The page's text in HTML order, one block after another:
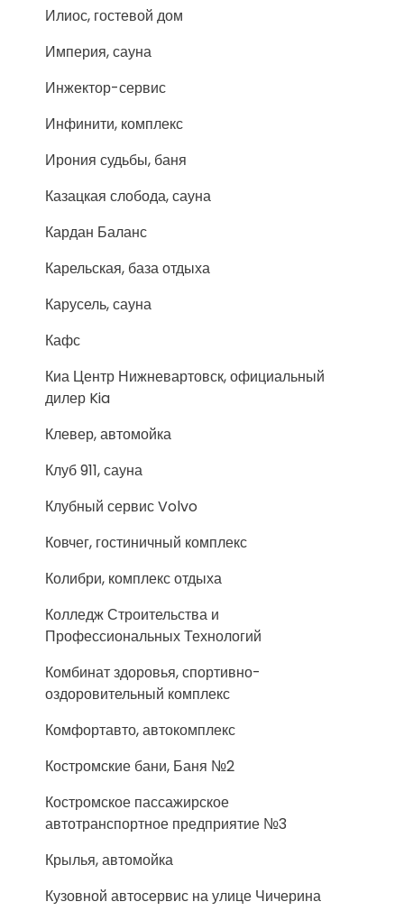
Илиос, гостевой дом
Империя, сауна
Инжектор-сервис
Инфинити, комплекс
Ирония судьбы, баня
Казацкая слобода, сауна
Кардан Баланс
Карельская, база отдыха
Карусель, сауна
Кафс
Киа Центр Нижневартовск, официальный
дилер Kia
Клевер, автомойка
Клуб 911, сауна
Клубный сервис Volvo
Ковчег, гостиничный комплекс
Колибри, комплекс отдыха
Колледж Строительства и
Профессиональных Технологий
Комбинат здоровья, спортивно-
оздоровительный комплекс
Комфортавто, автокомплекс
Костромские бани, Баня №2
Костромское пассажирское
автотранспортное предприятие №3
Крылья, автомойка
Кузовной автосервис на улице Чичерина